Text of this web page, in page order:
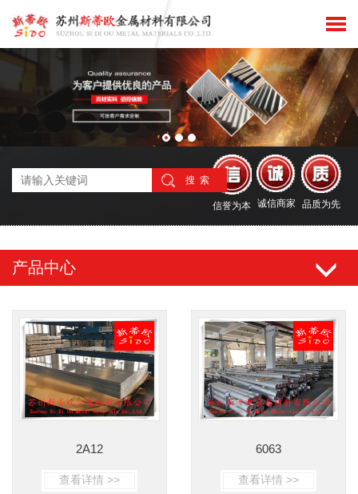
搜 索
信誉为本 诚信商家 品质为先
产品中心
2A12
查看详情 >>
6063
查看详情 >>